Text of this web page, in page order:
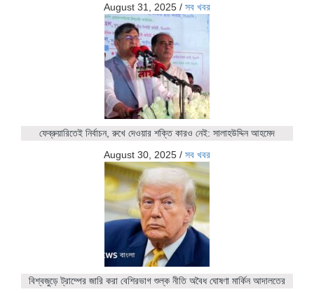
August 31, 2025 / সব খবর
ফেব্রুয়ারিতেই নির্বাচন, রুখে দেওয়ার শক্তি কারও নেই: সালাহউদ্দিন আহমেদ
August 30, 2025 / সব খবর
বিশ্বজুড়ে ট্রাম্পের জারি করা বেশিরভাগ শুল্ক নীতি অবৈধ ঘোষণা মার্কিন আদালতের